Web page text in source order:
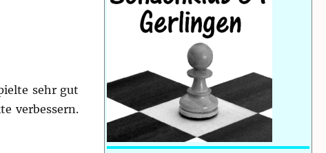
sehr gut
verbessern.